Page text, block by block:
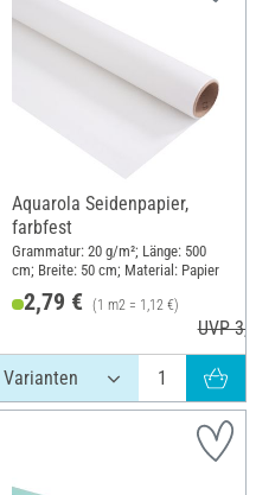
Aquarola Seidenpapier,
farbfest
Grammatur: 20 g/m²; Länge: 500
cm; Breite: 50 cm; Material: Papier
2,79 € (1 m2 = 1,12 €)
UVP